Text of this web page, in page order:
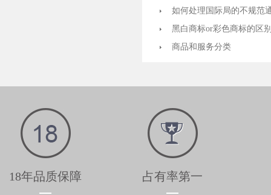
如何处理国际局的不规范
黑白商标or彩色商标的区
商品和服务分类
18年品质保障 占有率第一